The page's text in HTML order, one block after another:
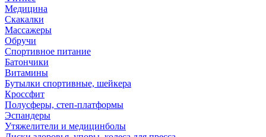
Медицина
Скакалки
Массажеры
Обручи
Спортивное питание
Батончики
Витамины
Бутылки спортивные, шейкера
Кроссфит
Полусферы, степ-платформы
Эспандеры
Утяжелители и медицинболы